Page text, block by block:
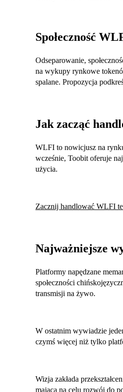
Społeczność
Odseparowanie,
na wykupy rynkowe
spalane. Propozycja
Jak zacząć
WLFI to nowicjusz na
wcześnie, Toobit oferuje
użycia.
Zacznij handlować WLFI
Najważniejsze
Platformy napędzane
społeczności
transmisji na żywo.
W ostatnim wywiadzie
czymś więcej niż tylko
Wizja zakłada
mającą na celu rozwój do